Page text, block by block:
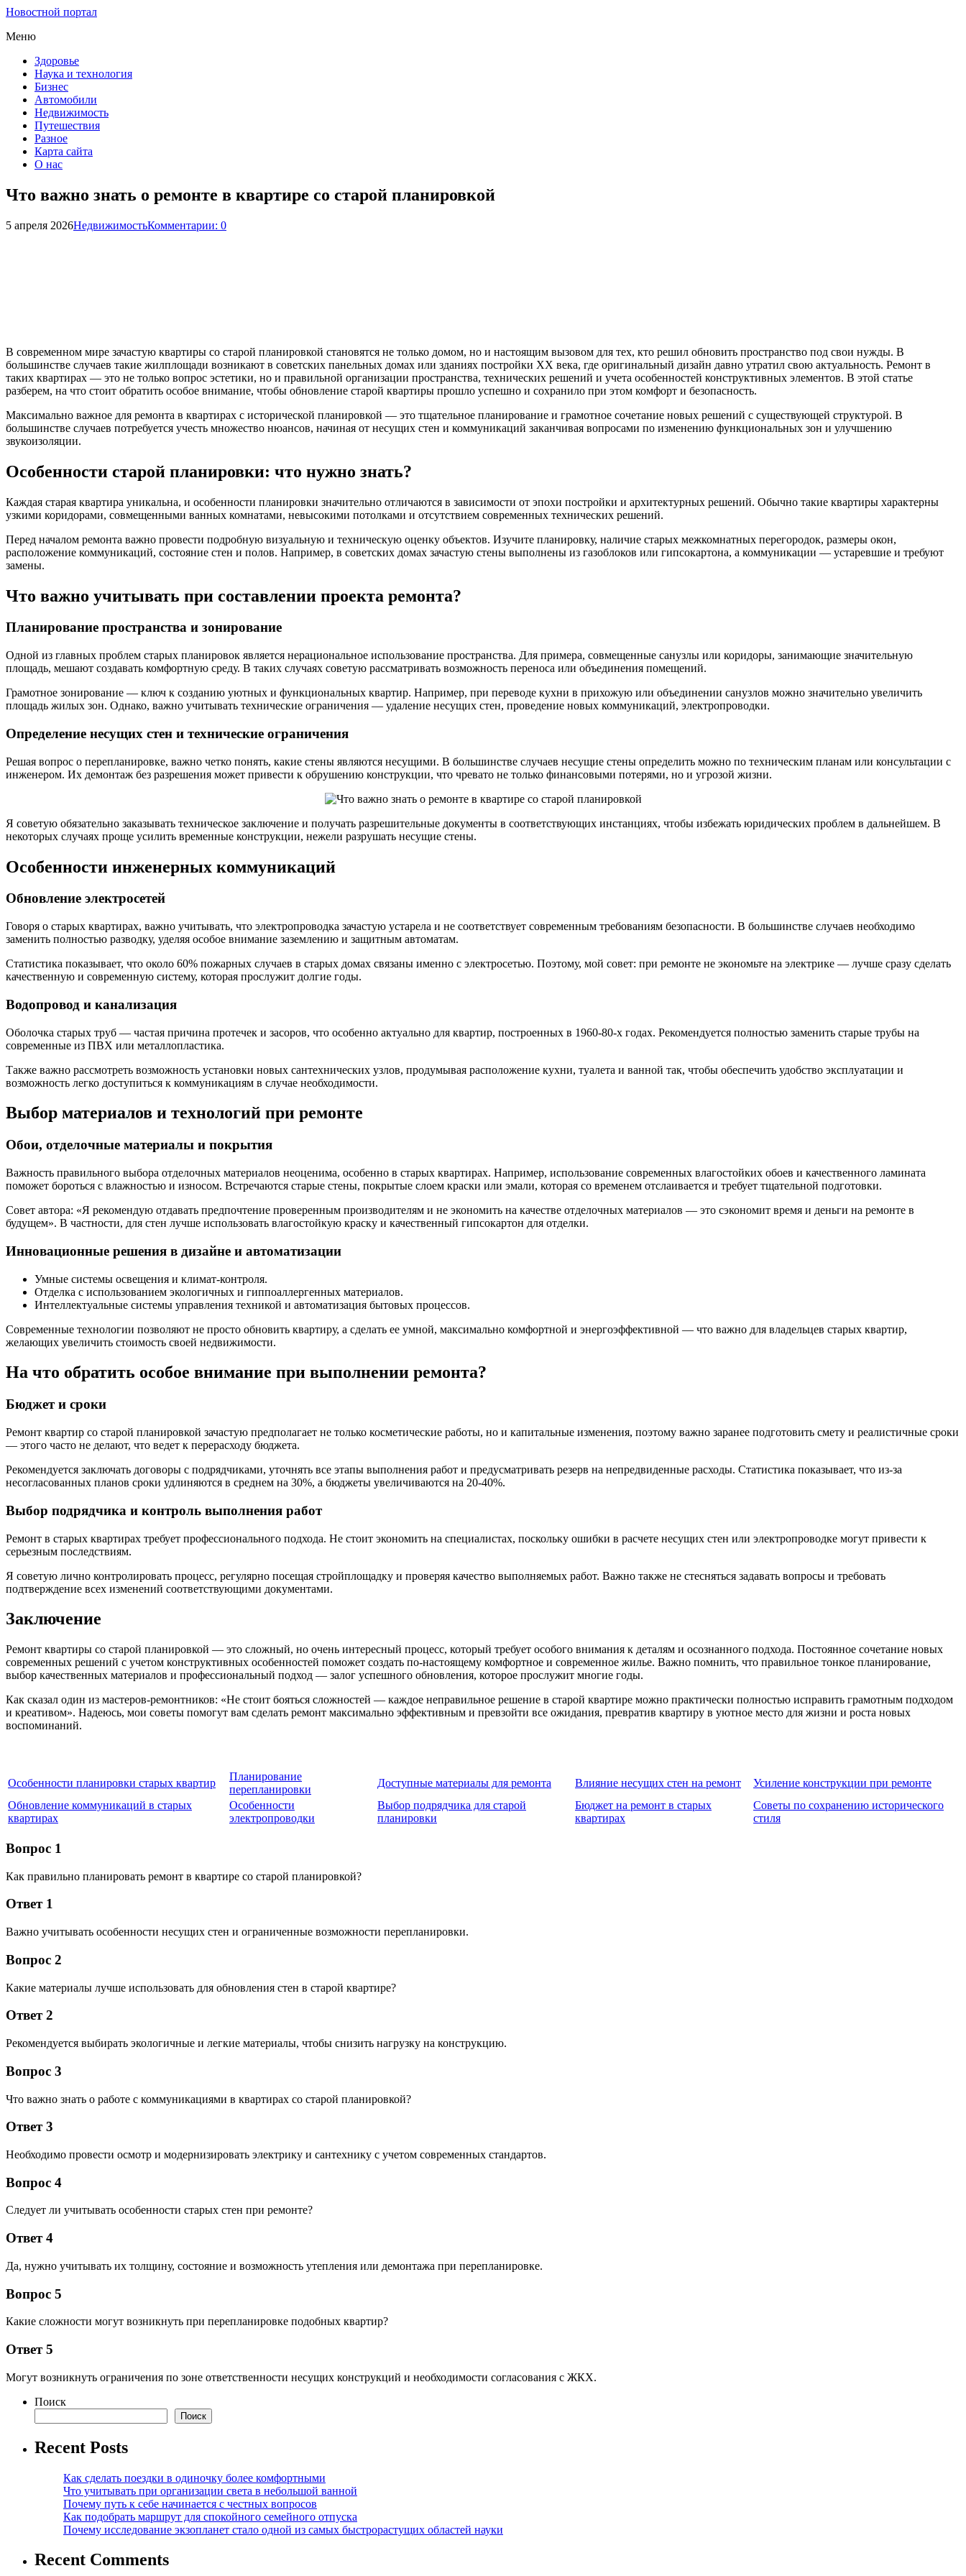
Новостной портал
Меню
Здоровье
Наука и технология
Бизнес
Автомобили
Недвижимость
Путешествия
Разное
Карта сайта
О нас
Что важно знать о ремонте в квартире со старой планировкой
5 апреля 2026НедвижимостьКомментарии: 0
В современном мире зачастую квартиры со старой планировкой становятся не только домом, но и настоящим вызовом для тех, кто решил обновить пространство под свои нужды. В
большинстве случаев такие жилплощади возникают в советских панельных домах или зданиях постройки ХХ века, где оригинальный дизайн давно утратил свою актуальность. Ремонт в
таких квартирах — это не только вопрос эстетики, но и правильной организации пространства, технических решений и учета особенностей конструктивных элементов. В этой статье
разберем, на что стоит обратить особое внимание, чтобы обновление старой квартиры прошло успешно и сохранило при этом комфорт и безопасность.
Максимально важное для ремонта в квартирах с исторической планировкой — это тщательное планирование и грамотное сочетание новых решений с существующей структурой. В
большинстве случаев потребуется учесть множество нюансов, начиная от несущих стен и коммуникаций заканчивая вопросами по изменению функциональных зон и улучшению
звукоизоляции.
Особенности старой планировки: что нужно знать?
Каждая старая квартира уникальна, и особенности планировки значительно отличаются в зависимости от эпохи постройки и архитектурных решений. Обычно такие квартиры характерны
узкими коридорами, совмещенными ванных комнатами, невысокими потолками и отсутствием современных технических решений.
Перед началом ремонта важно провести подробную визуальную и техническую оценку объектов. Изучите планировку, наличие старых межкомнатных перегородок, размеры окон,
расположение коммуникаций, состояние стен и полов. Например, в советских домах зачастую стены выполнены из газоблоков или гипсокартона, а коммуникации — устаревшие и требуют
замены.
Что важно учитывать при составлении проекта ремонта?
Планирование пространства и зонирование
Одной из главных проблем старых планировок является нерациональное использование пространства. Для примера, совмещенные санузлы или коридоры, занимающие значительную
площадь, мешают создавать комфортную среду. В таких случаях советую рассматривать возможность переноса или объединения помещений.
Грамотное зонирование — ключ к созданию уютных и функциональных квартир. Например, при переводе кухни в прихожую или объединении санузлов можно значительно увеличить
площадь жилых зон. Однако, важно учитывать технические ограничения — удаление несущих стен, проведение новых коммуникаций, электропроводки.
Определение несущих стен и технические ограничения
Решая вопрос о перепланировке, важно четко понять, какие стены являются несущими. В большинстве случаев несущие стены определить можно по техническим планам или консультации с
инженером. Их демонтаж без разрешения может привести к обрушению конструкции, что чревато не только финансовыми потерями, но и угрозой жизни.
Я советую обязательно заказывать техническое заключение и получать разрешительные документы в соответствующих инстанциях, чтобы избежать юридических проблем в дальнейшем. В
некоторых случаях проще усилить временные конструкции, нежели разрушать несущие стены.
Особенности инженерных коммуникаций
Обновление электросетей
Говоря о старых квартирах, важно учитывать, что электропроводка зачастую устарела и не соответствует современным требованиям безопасности. В большинстве случаев необходимо
заменить полностью разводку, уделяя особое внимание заземлению и защитным автоматам.
Статистика показывает, что около 60% пожарных случаев в старых домах связаны именно с электросетью. Поэтому, мой совет: при ремонте не экономьте на электрике — лучше сразу сделать
качественную и современную систему, которая прослужит долгие годы.
Водопровод и канализация
Оболочка старых труб — частая причина протечек и засоров, что особенно актуально для квартир, построенных в 1960-80-х годах. Рекомендуется полностью заменить старые трубы на
современные из ПВХ или металлопластика.
Также важно рассмотреть возможность установки новых сантехнических узлов, продумывая расположение кухни, туалета и ванной так, чтобы обеспечить удобство эксплуатации и
возможность легко доступиться к коммуникациям в случае необходимости.
Выбор материалов и технологий при ремонте
Обои, отделочные материалы и покрытия
Важность правильного выбора отделочных материалов неоценима, особенно в старых квартирах. Например, использование современных влагостойких обоев и качественного ламината
поможет бороться с влажностью и износом. Встречаются старые стены, покрытые слоем краски или эмали, которая со временем отслаивается и требует тщательной подготовки.
Совет автора: «Я рекомендую отдавать предпочтение проверенным производителям и не экономить на качестве отделочных материалов — это сэкономит время и деньги на ремонте в
будущем». В частности, для стен лучше использовать влагостойкую краску и качественный гипсокартон для отделки.
Инновационные решения в дизайне и автоматизации
Умные системы освещения и климат-контроля.
Отделка с использованием экологичных и гиппоаллергенных материалов.
Интеллектуальные системы управления техникой и автоматизация бытовых процессов.
Современные технологии позволяют не просто обновить квартиру, а сделать ее умной, максимально комфортной и энергоэффективной — что важно для владельцев старых квартир,
желающих увеличить стоимость своей недвижимости.
На что обратить особое внимание при выполнении ремонта?
Бюджет и сроки
Ремонт квартир со старой планировкой зачастую предполагает не только косметические работы, но и капитальные изменения, поэтому важно заранее подготовить смету и реалистичные сроки
— этого часто не делают, что ведет к перерасходу бюджета.
Рекомендуется заключать договоры с подрядчиками, уточнять все этапы выполнения работ и предусматривать резерв на непредвиденные расходы. Статистика показывает, что из-за
несогласованных планов сроки удлиняются в среднем на 30%, а бюджеты увеличиваются на 20-40%.
Выбор подрядчика и контроль выполнения работ
Ремонт в старых квартирах требует профессионального подхода. Не стоит экономить на специалистах, поскольку ошибки в расчете несущих стен или электропроводке могут привести к
серьезным последствиям.
Я советую лично контролировать процесс, регулярно посещая стройплощадку и проверяя качество выполняемых работ. Важно также не стесняться задавать вопросы и требовать
подтверждение всех изменений соответствующими документами.
Заключение
Ремонт квартиры со старой планировкой — это сложный, но очень интересный процесс, который требует особого внимания к деталям и осознанного подхода. Постоянное сочетание новых
современных решений с учетом конструктивных особенностей поможет создать по-настоящему комфортное и современное жилье. Важно помнить, что правильное тонкое планирование,
выбор качественных материалов и профессиональный подход — залог успешного обновления, которое прослужит многие годы.
Как сказал один из мастеров-ремонтников: «Не стоит бояться сложностей — каждое неправильное решение в старой квартире можно практически полностью исправить грамотным подходом
и креативом». Надеюсь, мои советы помогут вам сделать ремонт максимально эффективным и превзойти все ожидания, превратив квартиру в уютное место для жизни и роста новых
воспоминаний.
Особенности планировки старых квартир
Планирование
перепланировки
Доступные материалы для ремонта Влияние несущих стен на ремонт
Усиление конструкции при ремонте
Обновление коммуникаций в старых
квартирах
Особенности
электропроводки
Выбор подрядчика для старой
планировки
Бюджет на ремонт в старых
квартирах
Советы по сохранению исторического
стиля
Вопрос 1
Как правильно планировать ремонт в квартире со старой планировкой?
Ответ 1
Важно учитывать особенности несущих стен и ограниченные возможности перепланировки.
Вопрос 2
Какие материалы лучше использовать для обновления стен в старой квартире?
Ответ 2
Рекомендуется выбирать экологичные и легкие материалы, чтобы снизить нагрузку на конструкцию.
Вопрос 3
Что важно знать о работе с коммуникациями в квартирах со старой планировкой?
Ответ 3
Необходимо провести осмотр и модернизировать электрику и сантехнику с учетом современных стандартов.
Вопрос 4
Следует ли учитывать особенности старых стен при ремонте?
Ответ 4
Да, нужно учитывать их толщину, состояние и возможность утепления или демонтажа при перепланировке.
Вопрос 5
Какие сложности могут возникнуть при перепланировке подобных квартир?
Ответ 5
Могут возникнуть ограничения по зоне ответственности несущих конструкций и необходимости согласования с ЖКХ.
Поиск
Поиск
Recent Posts
Как сделать поездки в одиночку более комфортными
Что учитывать при организации света в небольшой ванной
Почему путь к себе начинается с честных вопросов
Как подобрать маршрут для спокойного семейного отпуска
Почему исследование экзопланет стало одной из самых быстрорастущих областей науки
Recent Comments